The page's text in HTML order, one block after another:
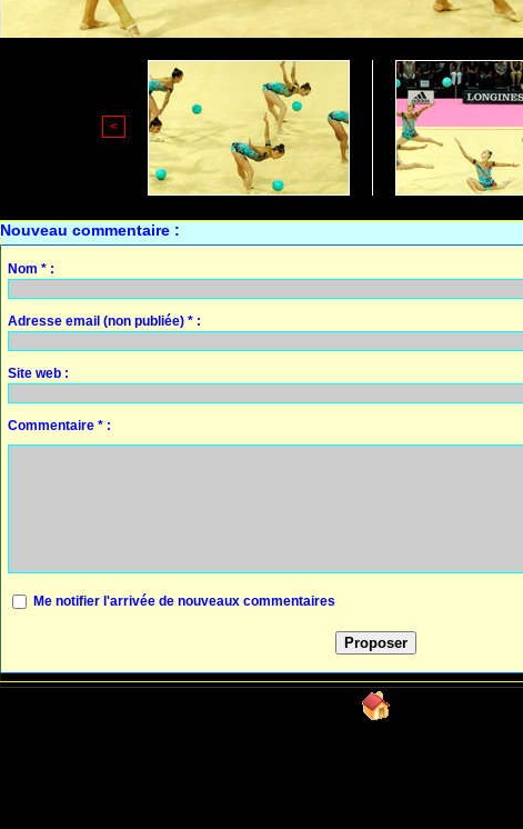
<
Nouveau commentaire :
Nom * :
Adresse email (non publiée) * :
Site web :
Commentaire * :
Me notifier l'arrivée de nouveaux commentaires